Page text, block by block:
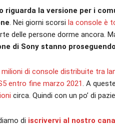
riguarda la versione per i
. Nei giorni scorsi la console è
delle persone dorme ancora.
di Sony stanno proseguendo
milioni di console distribuite tra
entro fine marzo 2021. A
circa. Quindi con un po’ di
di iscrivervi al nostro